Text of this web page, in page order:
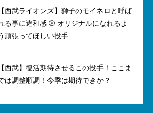
【西武ライオンズ】獅子のモイネロと呼ば
る事に違和感 ⚾ オリジナルになれるよ
頑張ってほしい投手
【西武】復活期待させるこの投手！ここま
は調整順調！今季は期待できか？